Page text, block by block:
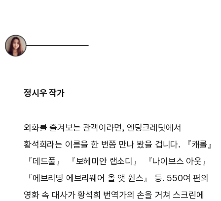
정시우 작가
외화를 즐겨보는 관객이라면, 엔딩크레딧에서
황석희라는 이름을 한 번쯤 만나 봤을 겁니다. 『캐롤』
『데드풀』 『보헤미안 랩소디』 『나이브스 아웃』
『에브리띵 에브리웨어 올 앳 원스』 등. 550여 편의
영화 속 대사가 황석희 번역가의 손을 거쳐 스크린에